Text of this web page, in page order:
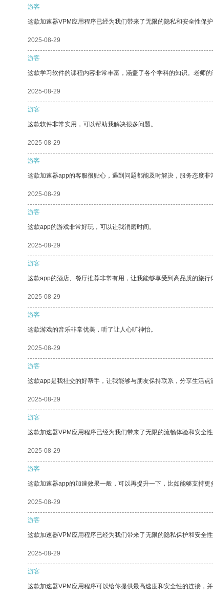
游客
这款加速器VPM应用程序已经为我们带来了无限的隐私和安全性保护
2025-08-29
游客
这款学习软件的课程内容非常丰富，涵盖了各个学科的知识。老师
2025-08-29
游客
这款软件非常实用，可以帮助我解决很多问题。
2025-08-29
游客
这款加速器app的客服很贴心，遇到问题都能及时解决，服务态度非
2025-08-29
游客
这款app的游戏非常好玩，可以让我消磨时间。
2025-08-29
游客
这款app的酒店、餐厅推荐非常有用，让我能够享受到高品质的旅行
2025-08-29
游客
这款游戏的音乐非常优美，听了让人心旷神怡。
2025-08-29
游客
这款app是我社交的好帮手，让我能够与朋友保持联系，分享生活点
2025-08-29
游客
这款加速器VPM应用程序已经为我们带来了无限的流畅体验和安全性
2025-08-29
游客
这款加速器app的加速效果一般，可以再提升一下，比如能够支持更
2025-08-29
游客
这款加速器VPM应用程序已经为我们带来了无限的隐私保护和安全性
2025-08-29
游客
这款加速器VPM应用程序可以给你提供最高速度和安全性的连接，